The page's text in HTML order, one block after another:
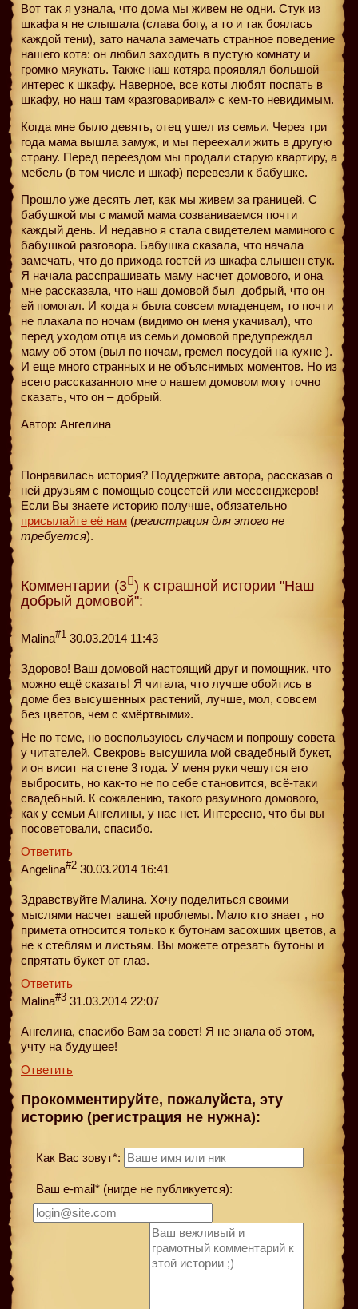
Вот так я узнала, что дома мы живем не одни. Стук из
шкафа я не слышала (слава богу, а то и так боялась
каждой тени), зато начала замечать странное поведение
нашего кота: он любил заходить в пустую комнату и
громко мяукать. Также наш котяра проявлял большой
интерес к шкафу. Наверное, все коты любят поспать в
шкафу, но наш там «разговаривал» с кем-то невидимым.
Когда мне было девять, отец ушел из семьи. Через три
года мама вышла замуж, и мы переехали жить в другую
страну. Перед переездом мы продали старую квартиру, а
мебель (в том числе и шкаф) перевезли к бабушке.
Прошло уже десять лет, как мы живем за границей. С
бабушкой мы с мамой мама созваниваемся почти
каждый день. И недавно я стала свидетелем маминого с
бабушкой разговора. Бабушка сказала, что начала
замечать, что до прихода гостей из шкафа слышен стук.
Я начала расспрашивать маму насчет домового, и она
мне рассказала, что наш домовой был добрый, что он
ей помогал. И когда я была совсем младенцем, то почти
не плакала по ночам (видимо он меня укачивал), что
перед уходом отца из семьи домовой предупреждал
маму об этом (выл по ночам, гремел посудой на кухне ).
И еще много странных и не объяснимых моментов. Но из
всего рассказанного мне о нашем домовом могу точно
сказать, что он – добрый.
Автор: Ангелина
Понравилась история? Поддержите автора, рассказав о
ней друзьям с помощью соцсетей или мессенджеров!
Если Вы знаете историю получше, обязательно
присылайте её нам (регистрация для этого не
требуется).
Комментарии (3 ) к страшной истории "Наш
добрый домовой":
Malina#1 30.03.2014 11:43
Здорово! Ваш домовой настоящий друг и помощник, что
можно ещё сказать! Я читала, что лучше обойтись в
доме без высушенных растений, лучше, мол, совсем
без цветов, чем с «мёртвыми».
Не по теме, но воспользуюсь случаем и попрошу совета
у читателей. Свекровь высушила мой свадебный букет,
и он висит на стене 3 года. У меня руки чешутся его
выбросить, но как-то не по себе становится, всё-таки
свадебный. К сожалению, такого разумного домового,
как у семьи Ангелины, у нас нет. Интересно, что бы вы
посоветовали, спасибо.
Ответить
Angelina#2 30.03.2014 16:41
Здравствуйте Малина. Хочу поделиться своими
мыслями насчет вашей проблемы. Мало кто знает , но
примета относится только к бутонам засохших цветов, а
не к стеблям и листьям. Вы можете отрезать бутоны и
спрятать букет от глаз.
Ответить
Malina#3 31.03.2014 22:07
Ангелина, спасибо Вам за совет! Я не знала об этом,
учту на будущее!
Ответить
Прокомментируйте, пожалуйста, эту
историю (регистрация не нужна):
Как Вас зовут*:
Ваш e-mail* (нигде не публикуется):